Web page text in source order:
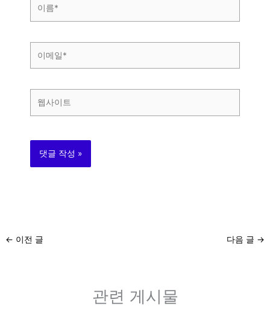
*
← 이전 글 다음 글 →
관련 게시물